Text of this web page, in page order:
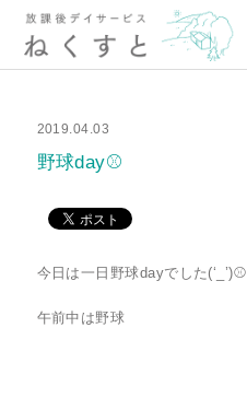
2019.04.03
野球day⚾
今日は一日野球dayでした(‘_’)⚾
午前中は野球